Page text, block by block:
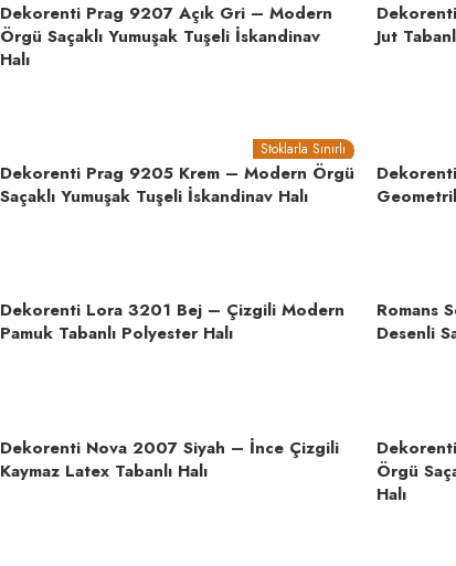
Dekorenti Prag 9207 Açık Gri – Modern
Örgü Saçaklı Yumuşak Tuşeli İskandinav
Halı
Jut
Stoklarla Sınırlı
Dekorenti Prag 9205 Krem – Modern Örgü
Saçaklı Yumuşak Tuşeli İskandinav Halı
Dekorenti Lora 3201 Bej – Çizgili Modern
Pamuk Tabanlı Polyester Halı
Romans
Desenli
Dekorenti Nova 2007 Siyah – İnce Çizgili
Kaymaz Latex Tabanlı Halı
Örgü
Halı